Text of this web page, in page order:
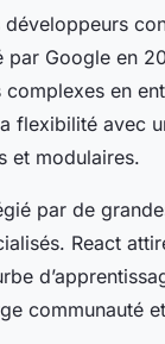
développeurs
Google en
en
flexibilité avec
et modulaires.
par de
React
communauté